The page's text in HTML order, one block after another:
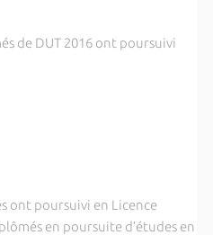
de DUT 2016 ont poursuivi
ont poursuivi en Licence
en poursuite d’études en